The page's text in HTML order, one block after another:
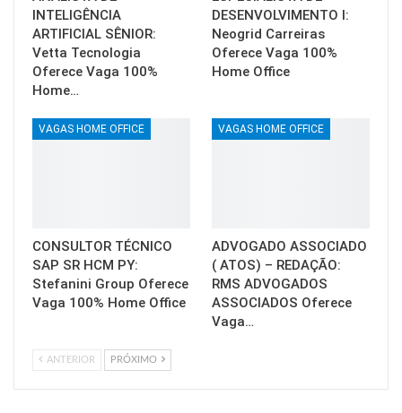
INTELIGÊNCIA
ARTIFICIAL SÊNIOR:
Vetta Tecnologia
Oferece Vaga 100%
Home…
DESENVOLVIMENTO I:
Neogrid Carreiras
Oferece Vaga 100%
Home Office
VAGAS HOME OFFICE
CONSULTOR TÉCNICO
SAP SR HCM PY:
Stefanini Group Oferece
Vaga 100% Home Office
VAGAS HOME OFFICE
ADVOGADO ASSOCIADO
( ATOS) – REDAÇÃO:
RMS ADVOGADOS
ASSOCIADOS Oferece
Vaga…
ANTERIOR PRÓXIMO